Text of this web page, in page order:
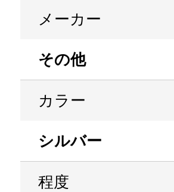
メーカー
その他
カラー
シルバー
程度